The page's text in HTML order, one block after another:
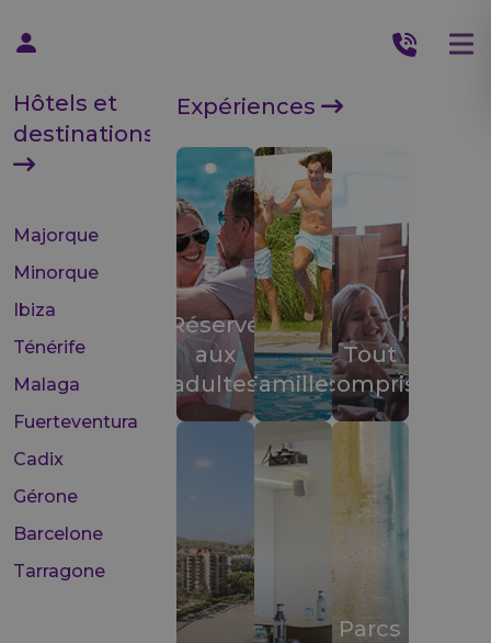
Hôtels et
destinations
Majorque
Minorque
Ibiza
Ténérife
Malaga
Fuerteventura
Cadix
Gérone
Barcelone
Tarragone
Expériences
Réservé
aux
adultesFamilles
Tout
compris
Parcs